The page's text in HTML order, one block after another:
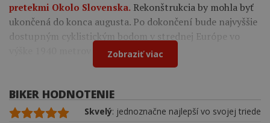
pretekmi Okolo Slovenska. Rekonštrukcia by mohla byť
ukončená do konca augusta. Po dokončení bude najvyššie
dostupným cyklistickým bodom v strednej Európe vo
výške 1940 metrov nad morom.
Zobraziť viac
BIKER HODNOTENIE
Skvelý: jednoznačne najlepší vo svojej triede